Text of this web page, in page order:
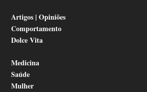
Artigos | Opiniões
Comportamento
Dolce Vita
Medicina
Saúde
Mulher